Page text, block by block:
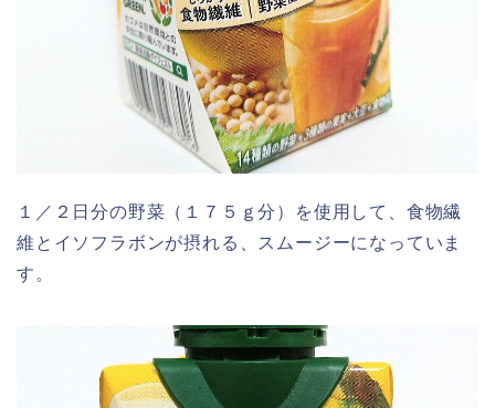
１／２日分の野菜（１７５ｇ分）を使用して、食物繊
維とイソフラボンが摂れる、スムージーになっていま
す。